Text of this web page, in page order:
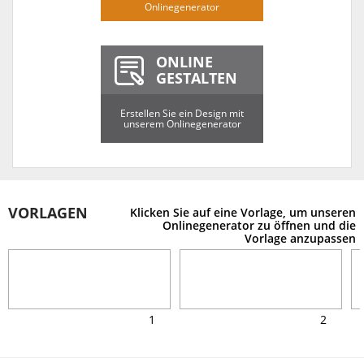
Onlinegenerator
ONLINE
GESTALTEN
Erstellen Sie ein Design mit
unserem Onlinegenerator
VORLAGEN
Klicken Sie auf eine Vorlage, um unseren
Onlinegenerator zu öffnen und die
Vorlage anzupassen
1 2